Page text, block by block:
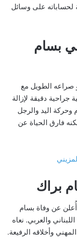
لحساباته على وسائل
بسام
صراعه الطويل مع
دقيقة لإزالة
اليد والرجل
فارق الحياة عن
براك
يوم الإثنين 27 تشرين الأول 2025، أُعلن عن وفاة بسام
والعربي. نعاه
وأخلاقه الرفيعة.